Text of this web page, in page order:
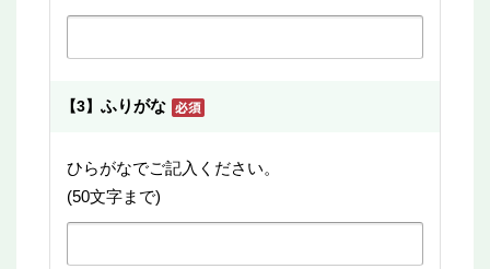
【3】 ふりがな
ひらがなでご記入ください。
(50文字まで)